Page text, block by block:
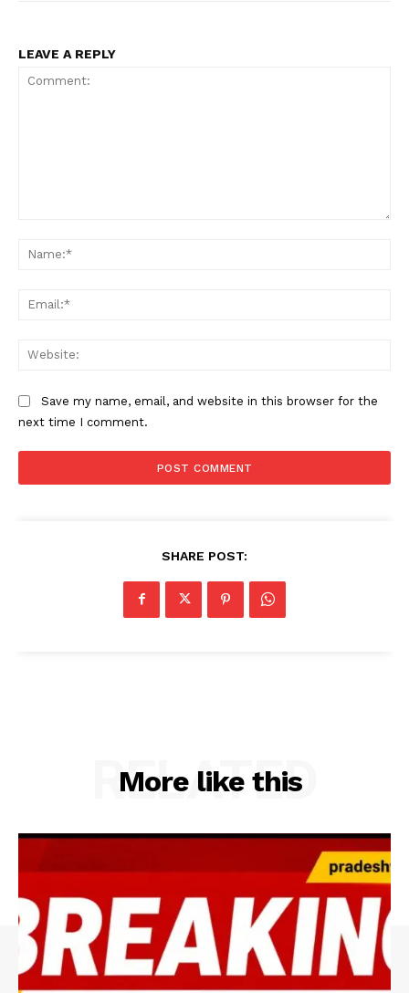
LEAVE A REPLY
Save my name, email, and website in this browser for the
next time I comment.
SHARE POST:
More like this
RELATED